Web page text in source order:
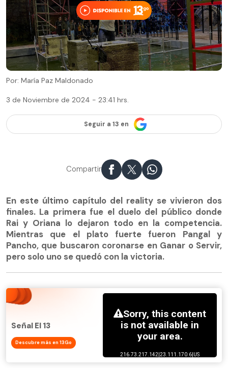
Por: María Paz Maldonado
3 de Noviembre de 2024 - 23:41 hrs.
Seguir a 13 en
Compartir
En este último capítulo del reality se vivieron dos
finales. La primera fue el duelo del público donde
Rai y Oriana lo dejaron todo en la competencia.
Mientras que el plato fuerte fueron Pangal y
Pancho, que buscaron coronarse en Ganar o Servir,
pero solo uno se quedó con la victoria.
Señal El 13
Descubre más en 13Go